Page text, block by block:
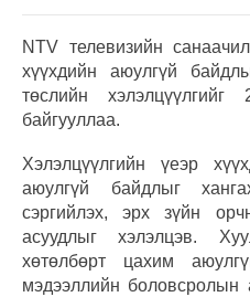
NTV телевизийн
хүүхдийн аюулгүй
төслийн
байгууллаа.
Хэлэлцүүлгийн үеэр
аюулгүй байдлыг
сэргийлэх, эрх зүйн
асуудлыг хэлэлцэв.
хөтөлбөрт цахим
мэдээллийн боловсролын